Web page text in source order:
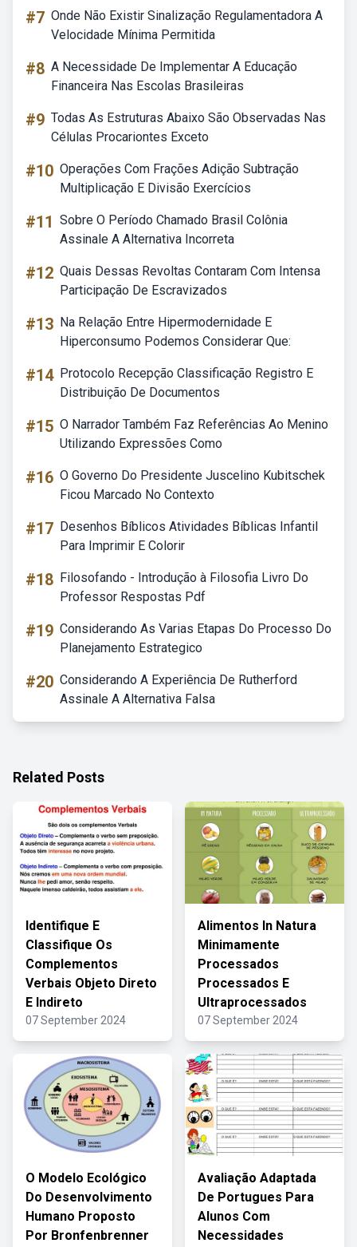
#7 Onde Não Existir Sinalização Regulamentadora A
Velocidade Mínima Permitida
#8 A Necessidade De Implementar A Educação
Financeira Nas Escolas Brasileiras
#9 Todas As Estruturas Abaixo São Observadas Nas
Células Procariontes Exceto
#10 Operações Com Frações Adição Subtração
Multiplicação E Divisão Exercícios
#11 Sobre O Período Chamado Brasil Colônia
Assinale A Alternativa Incorreta
#12 Quais Dessas Revoltas Contaram Com Intensa
Participação De Escravizados
#13 Na Relação Entre Hipermodernidade E
Hiperconsumo Podemos Considerar Que:
#14 Protocolo Recepção Classificação Registro E
Distribuição De Documentos
#15 O Narrador Também Faz Referências Ao Menino
Utilizando Expressões Como
#16 O Governo Do Presidente Juscelino Kubitschek
Ficou Marcado No Contexto
#17 Desenhos Bíblicos Atividades Bíblicas Infantil
Para Imprimir E Colorir
#18 Filosofando - Introdução à Filosofia Livro Do
Professor Respostas Pdf
#19 Considerando As Varias Etapas Do Processo Do
Planejamento Estrategico
#20 Considerando A Experiência De Rutherford
Assinale A Alternativa Falsa
Related Posts
Identifique E
Classifique Os
Complementos
Verbais Objeto Direto
E Indireto
07 September 2024
Alimentos In Natura
Minimamente
Processados
Processados E
Ultraprocessados
07 September 2024
O Modelo Ecológico
Do Desenvolvimento
Humano Proposto
Por Bronfenbrenner
Avaliação Adaptada
De Portugues Para
Alunos Com
Necessidades